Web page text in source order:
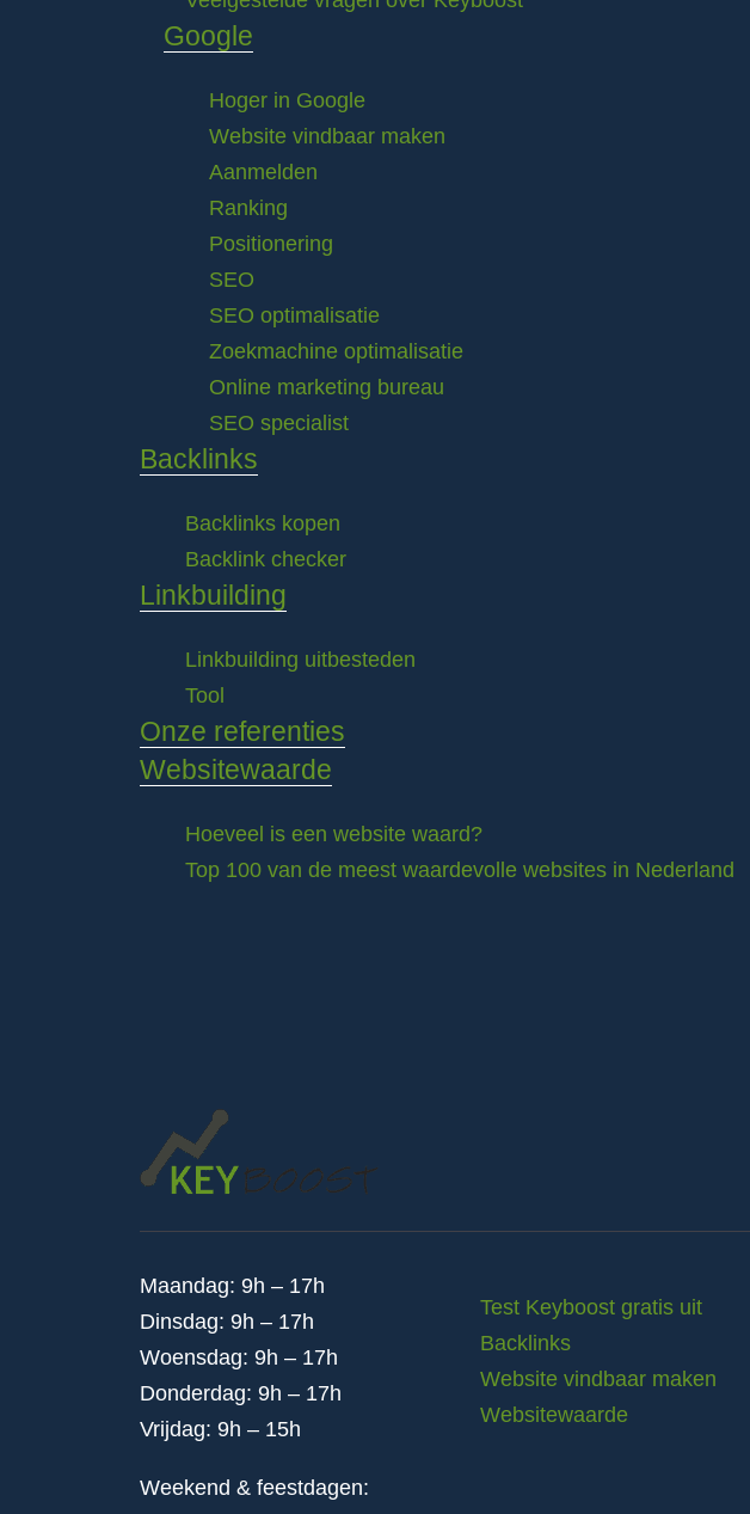
Google
Hoger in Google
Website vindbaar maken
Aanmelden
Ranking
Positionering
SEO
SEO optimalisatie
Zoekmachine optimalisatie
Online marketing bureau
SEO specialist
Backlinks
Backlinks kopen
Backlink checker
Linkbuilding
Linkbuilding uitbesteden
Tool
Onze referenties
Websitewaarde
Hoeveel is een website waard?
Top 100 van de meest waardevolle websites in Nederland
Maandag: 9h – 17h
Dinsdag: 9h – 17h
Woensdag: 9h – 17h
Donderdag: 9h – 17h
Vrijdag: 9h – 15h
Weekend & feestdagen:
Test Keyboost gratis uit
Backlinks
Website vindbaar maken
Websitewaarde